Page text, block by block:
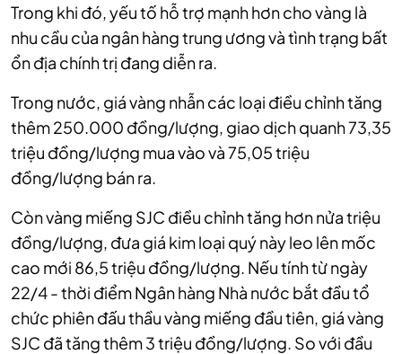
Trong khi đó, yếu tố hỗ trợ mạnh hơn cho vàng là
nhu cầu của ngân hàng trung ương và tình trạng bất
ổn địa chính trị đang diễn ra.
Trong nước, giá vàng nhẫn các loại điều chỉnh tăng
thêm 250.000 đồng/lượng, giao dịch quanh 73,35
triệu đồng/lượng mua vào và 75,05 triệu
đồng/lượng bán ra.
Còn vàng miếng SJC điều chỉnh tăng hơn nửa triệu
đồng/lượng, đưa giá kim loại quý này leo lên mốc
cao mới 86,5 triệu đồng/lượng. Nếu tính từ ngày
22/4 - thời điểm Ngân hàng Nhà nước bắt đầu tổ
chức phiên đấu thầu vàng miếng đầu tiên, giá vàng
SJC đã tăng thêm 3 triệu đồng/lượng. So với đầu